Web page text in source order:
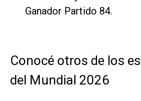
Ganador Partido 84.
Conocé otros de los
del Mundial 2026